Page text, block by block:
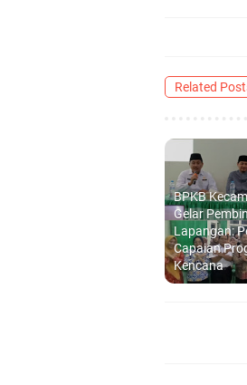
Related
BPKB
Gelar
Lapangan:
Capaian
Kencana